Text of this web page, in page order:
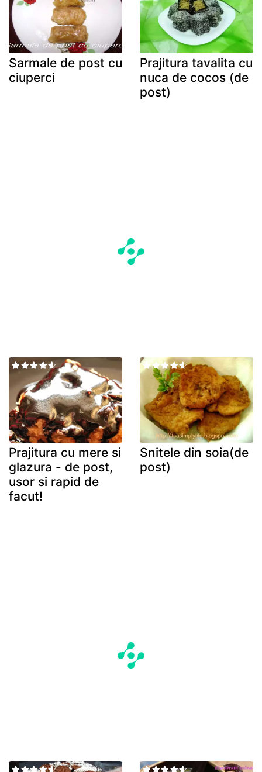
Sarmale de post cu
ciuperci
Prajitura tavalita cu
nuca de cocos (de
post)
Prajitura cu mere si
glazura - de post,
usor si rapid de
facut!
Snitele din soia(de
post)